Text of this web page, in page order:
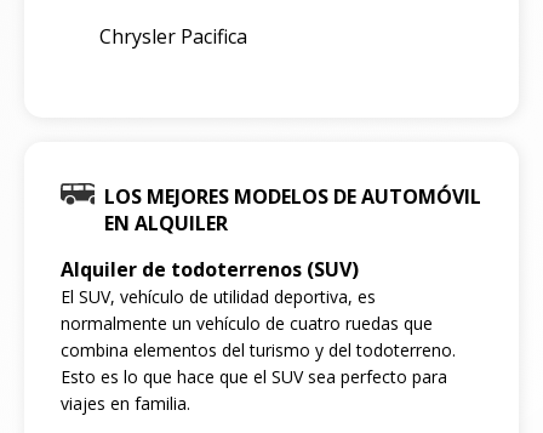
Chrysler Pacifica
LOS MEJORES MODELOS DE AUTOMÓVIL
EN ALQUILER
Alquiler de todoterrenos (SUV)
El SUV, vehículo de utilidad deportiva, es
normalmente un vehículo de cuatro ruedas que
combina elementos del turismo y del todoterreno.
Esto es lo que hace que el SUV sea perfecto para
viajes en familia.